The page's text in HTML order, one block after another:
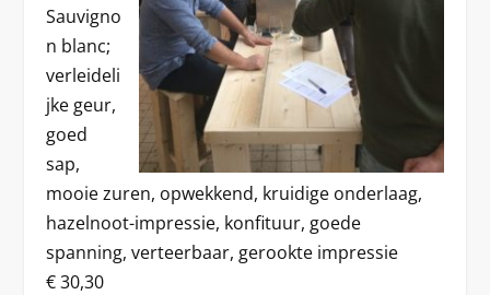
Sauvigno
n blanc;
verleideli
jke geur,
goed
sap,
mooie zuren, opwekkend, kruidige onderlaag,
hazelnoot-impressie, konfituur, goede
spanning, verteerbaar, gerookte impressie
€ 30,30